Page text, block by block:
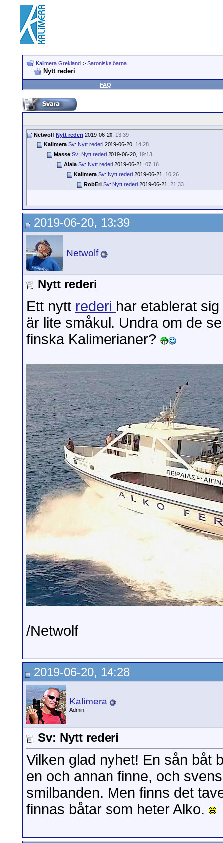
Kalimera Grekland > Saroniska öarna
Nytt rederi
FAQ
Netwolf Nytt rederi 2019-06-20, 13:39
Kalimera Sv: Nytt rederi 2019-06-20, 14:28
Masse Sv: Nytt rederi 2019-06-20, 19:13
Alala Sv: Nytt rederi 2019-06-21, 07:16
Kalimera Sv: Nytt rederi 2019-06-21, 10:26
RobEri Sv: Nytt rederi 2019-06-21, 21:33
2019-06-20, 13:39
Netwolf
Nytt rederi
Ett nytt rederi har etablerat
är lite småkul. Undra om de
finska Kalimerianer?
/Netwolf
2019-06-20, 14:28
Kalimera
Admin
Sv: Nytt rederi
Vilken glad nyhet! En sån båt
en och annan finne, och
smilbanden. Men finns det
finnas båtar som heter Alko.